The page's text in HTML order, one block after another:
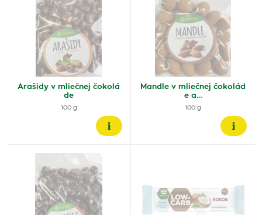
Arašidy v mliečnej čokolá
de
100 g
Mandle v mliečnej čokolád
e a…
100 g